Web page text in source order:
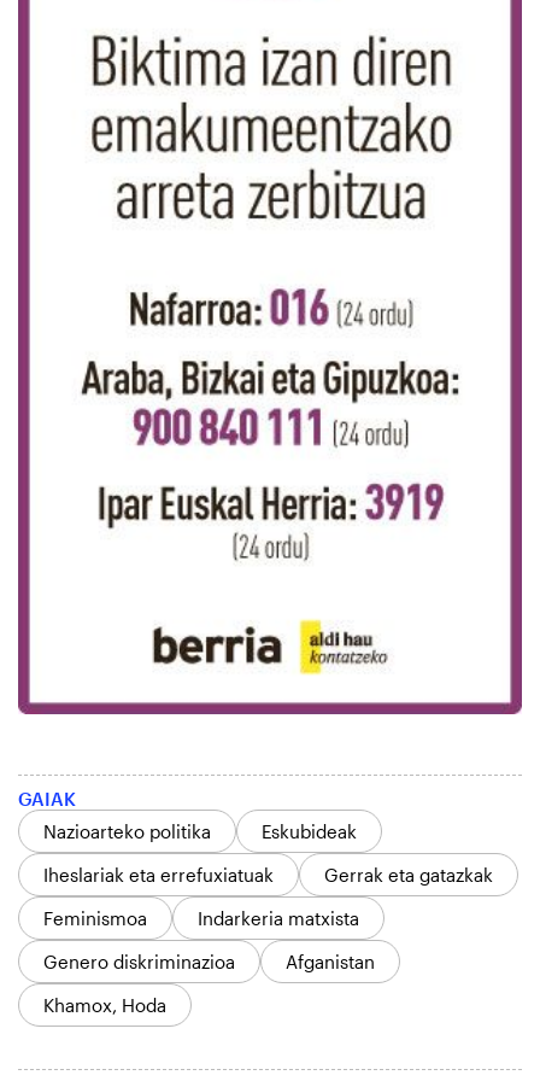
GAIAK
Nazioarteko politika
Eskubideak
Iheslariak eta errefuxiatuak
Gerrak eta gatazkak
Feminismoa
Indarkeria matxista
Genero diskriminazioa
Afganistan
Khamox, Hoda